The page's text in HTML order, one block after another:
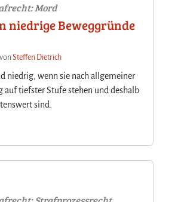
Mord
niedrige Beweggründe
vonSteffen Dietrich
niedrig, wenn sie nach allgemeiner
auf tiefster Stufe stehen und deshalb
sind.